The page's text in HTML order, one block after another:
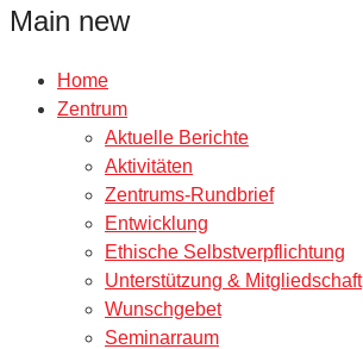
Main new
Home
Zentrum
Aktuelle Berichte
Aktivitäten
Zentrums-Rundbrief
Entwicklung
Ethische Selbstverpflichtung
Unterstützung & Mitgliedschaft
Wunschgebet
Seminarraum